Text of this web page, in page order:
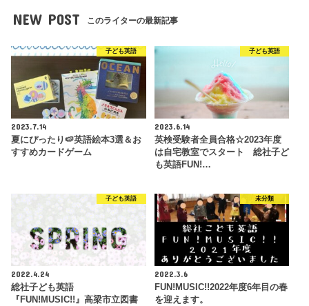
NEW POST このライターの最新記事
子ども英語
2023.7.14
夏にぴったり🍉英語絵本3選＆お
すすめカードゲーム
子ども英語
2023.6.14
英検受験者全員合格☆2023年度
は自宅教室でスタート 総社子ど
も英語FUN!…
子ども英語
2022.4.24
総社子ども英語
『FUN!MUSIC!!』高梁市立図書
未分類
2022.3.6
FUN!MUSIC!!2022年度6年目の春
を迎えます。